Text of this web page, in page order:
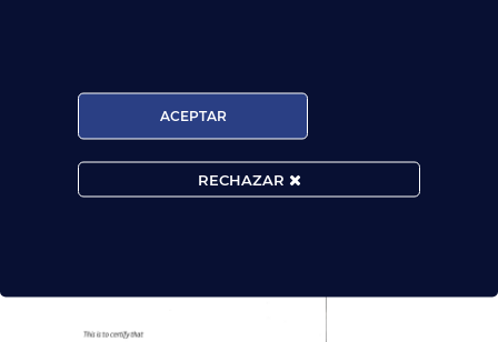
ACEPTAR
RECHAZAR